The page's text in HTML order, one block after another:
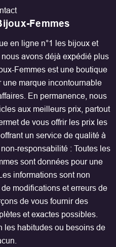
Femmes
en ligne n°1 les bijoux et
avons déjà expédié plus
Femmes est une boutique
marque incontournable
En permanence, nous
aux meilleurs prix, partout
de vous offrir les prix les
un service de qualité à
responsabilité : Toutes les
sont données pour une
informations sont non
modifications et erreurs de
de vous fournir des
et exactes possibles.
les habitudes ou besoins de